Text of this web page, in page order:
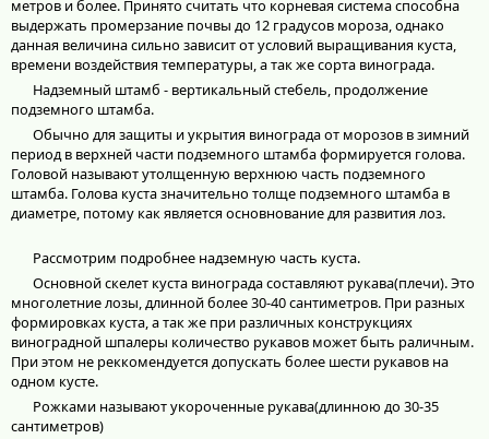
метров и более. Принято считать что корневая система способна
выдержать промерзание почвы до 12 градусов мороза, однако
данная величина сильно зависит от условий выращивания куста,
времени воздействия температуры, а так же сорта винограда.
Надземный штамб - вертикальный стебель, продолжение
подземного штамба.
Обычно для защиты и укрытия винограда от морозов в зимний
период в верхней части подземного штамба формируется голова.
Головой называют утолщенную верхнюю часть подземного
штамба. Голова куста значительно толще подземного штамба в
диаметре, потому как является основнование для развития лоз.
Рассмотрим подробнее надземную часть куста.
Основной скелет куста винограда составляют рукава(плечи). Это
многолетние лозы, длинной более 30-40 сантиметров. При разных
формировках куста, а так же при различных конструкциях
виноградной шпалеры количество рукавов может быть раличным.
При этом не реккомендуется допускать более шести рукавов на
одном кусте.
Рожками называют укороченные рукава(длинною до 30-35
сантиметров)